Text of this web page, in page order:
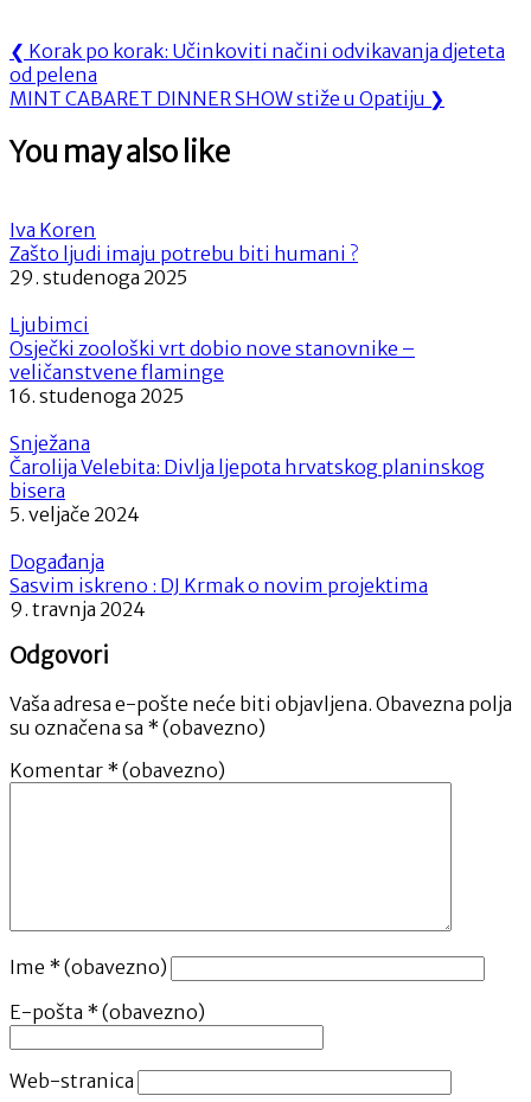
Navigacija
objava
❮ Previous
Post:
Korak po korak: Učinkoviti načini odvikavanja djeteta
od pelena
Next
MINT CABARET DINNER SHOW stiže u Opatiju ❯
You may also like
Iva Koren
Zašto ljudi imaju potrebu biti humani ?
29. studenoga 2025
Ljubimci
Osječki zoološki vrt dobio nove stanovnike –
veličanstvene flaminge
16. studenoga 2025
Snježana
Čarolija Velebita: Divlja ljepota hrvatskog planinskog
bisera
5. veljače 2024
Događanja
Sasvim iskreno : DJ Krmak o novim projektima
9. travnja 2024
Odgovori
Vaša adresa e-pošte neće biti objavljena. Obavezna polja
su označena sa * (obavezno)
Komentar * (obavezno)
Ime * (obavezno)
E-pošta * (obavezno)
Web-stranica